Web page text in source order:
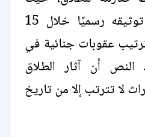
أوجب على المطلق توثيقه رسميًا خلال 15
عقوبات جنائية في
النص أن آثار الطلاق
لا تترتب إلا من تاريخ